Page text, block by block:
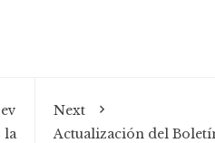
la
Next
Actualización del